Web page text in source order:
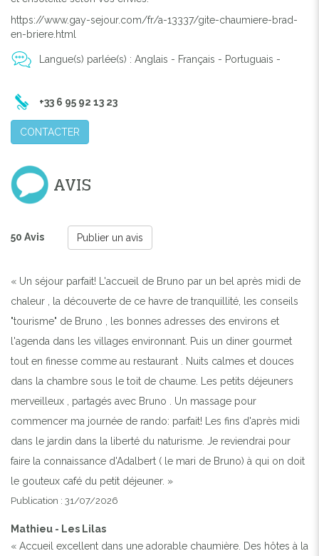
TERRASSE SI LE TEMPS LE PERMET
https://www.gay-sejour.com/fr/a-13337/gite-chaumiere-brad-
en-briere.html
Langue(s) parlée(s) : Anglais - Français - Portuguais -
+33 6 95 92 13 23
CONTACTER
AVIS
50 Avis Publier un avis
« Un séjour parfait! L'accueil de Bruno par un bel après midi de
chaleur , la découverte de ce havre de tranquillité, les conseils
"tourisme" de Bruno , les bonnes adresses des environs et
l'agenda dans les villages environnant. Puis un diner gourmet
tout en finesse comme au restaurant . Nuits calmes et douces
dans la chambre sous le toit de chaume. Les petits déjeuners
merveilleux , partagés avec Bruno . Un massage pour
commencer ma journée de rando: parfait! Les fins d'après midi
dans le jardin dans la liberté du naturisme. Je reviendrai pour
faire la connaissance d'Adalbert ( le mari de Bruno) à qui on doit
le gouteux café du petit déjeuner. »
Publication : 31/07/2026
Mathieu - Les Lilas
« Accueil excellent dans une adorable chaumière. Des hôtes à la